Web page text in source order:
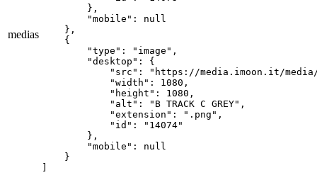
medias
        },
        "mobile": null
    },
    {
        "type": "image",
        "desktop": {
"src": "https://media.imoon.it/
            "width": 1080,
            "height": 1080,
            "alt": "B TRACK C GREY",
            "extension": ".png",
            "id": "14074"
        },
        "mobile": null
    }
]